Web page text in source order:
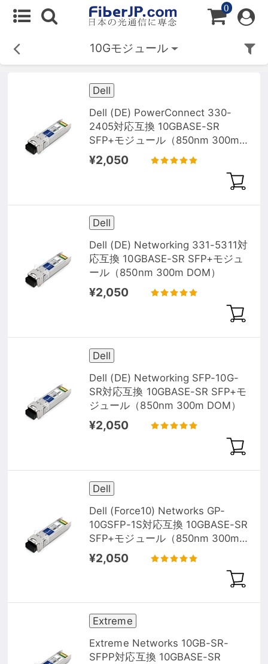
0
10Gモジュール
Dell
Dell (DE) PowerConnect 330-
2405対応互換 10GBASE-SR
SFP+モジュール（850nm 300m
DOM）
¥2,050
Dell
Dell (DE) Networking 331-5311対
応互換 10GBASE-SR SFP+モジュ
ール（850nm 300m DOM）
¥2,050
Dell
Dell (DE) Networking SFP-10G-
SR対応互換 10GBASE-SR SFP+モ
ジュール（850nm 300m DOM）
¥2,050
Dell
Dell (Force10) Networks GP-
10GSFP-1S対応互換 10GBASE-SR
SFP+モジュール（850nm 300m
DOM）
¥2,050
Extreme
Extreme Networks 10GB-SR-
SFPP対応互換 10GBASE-SR